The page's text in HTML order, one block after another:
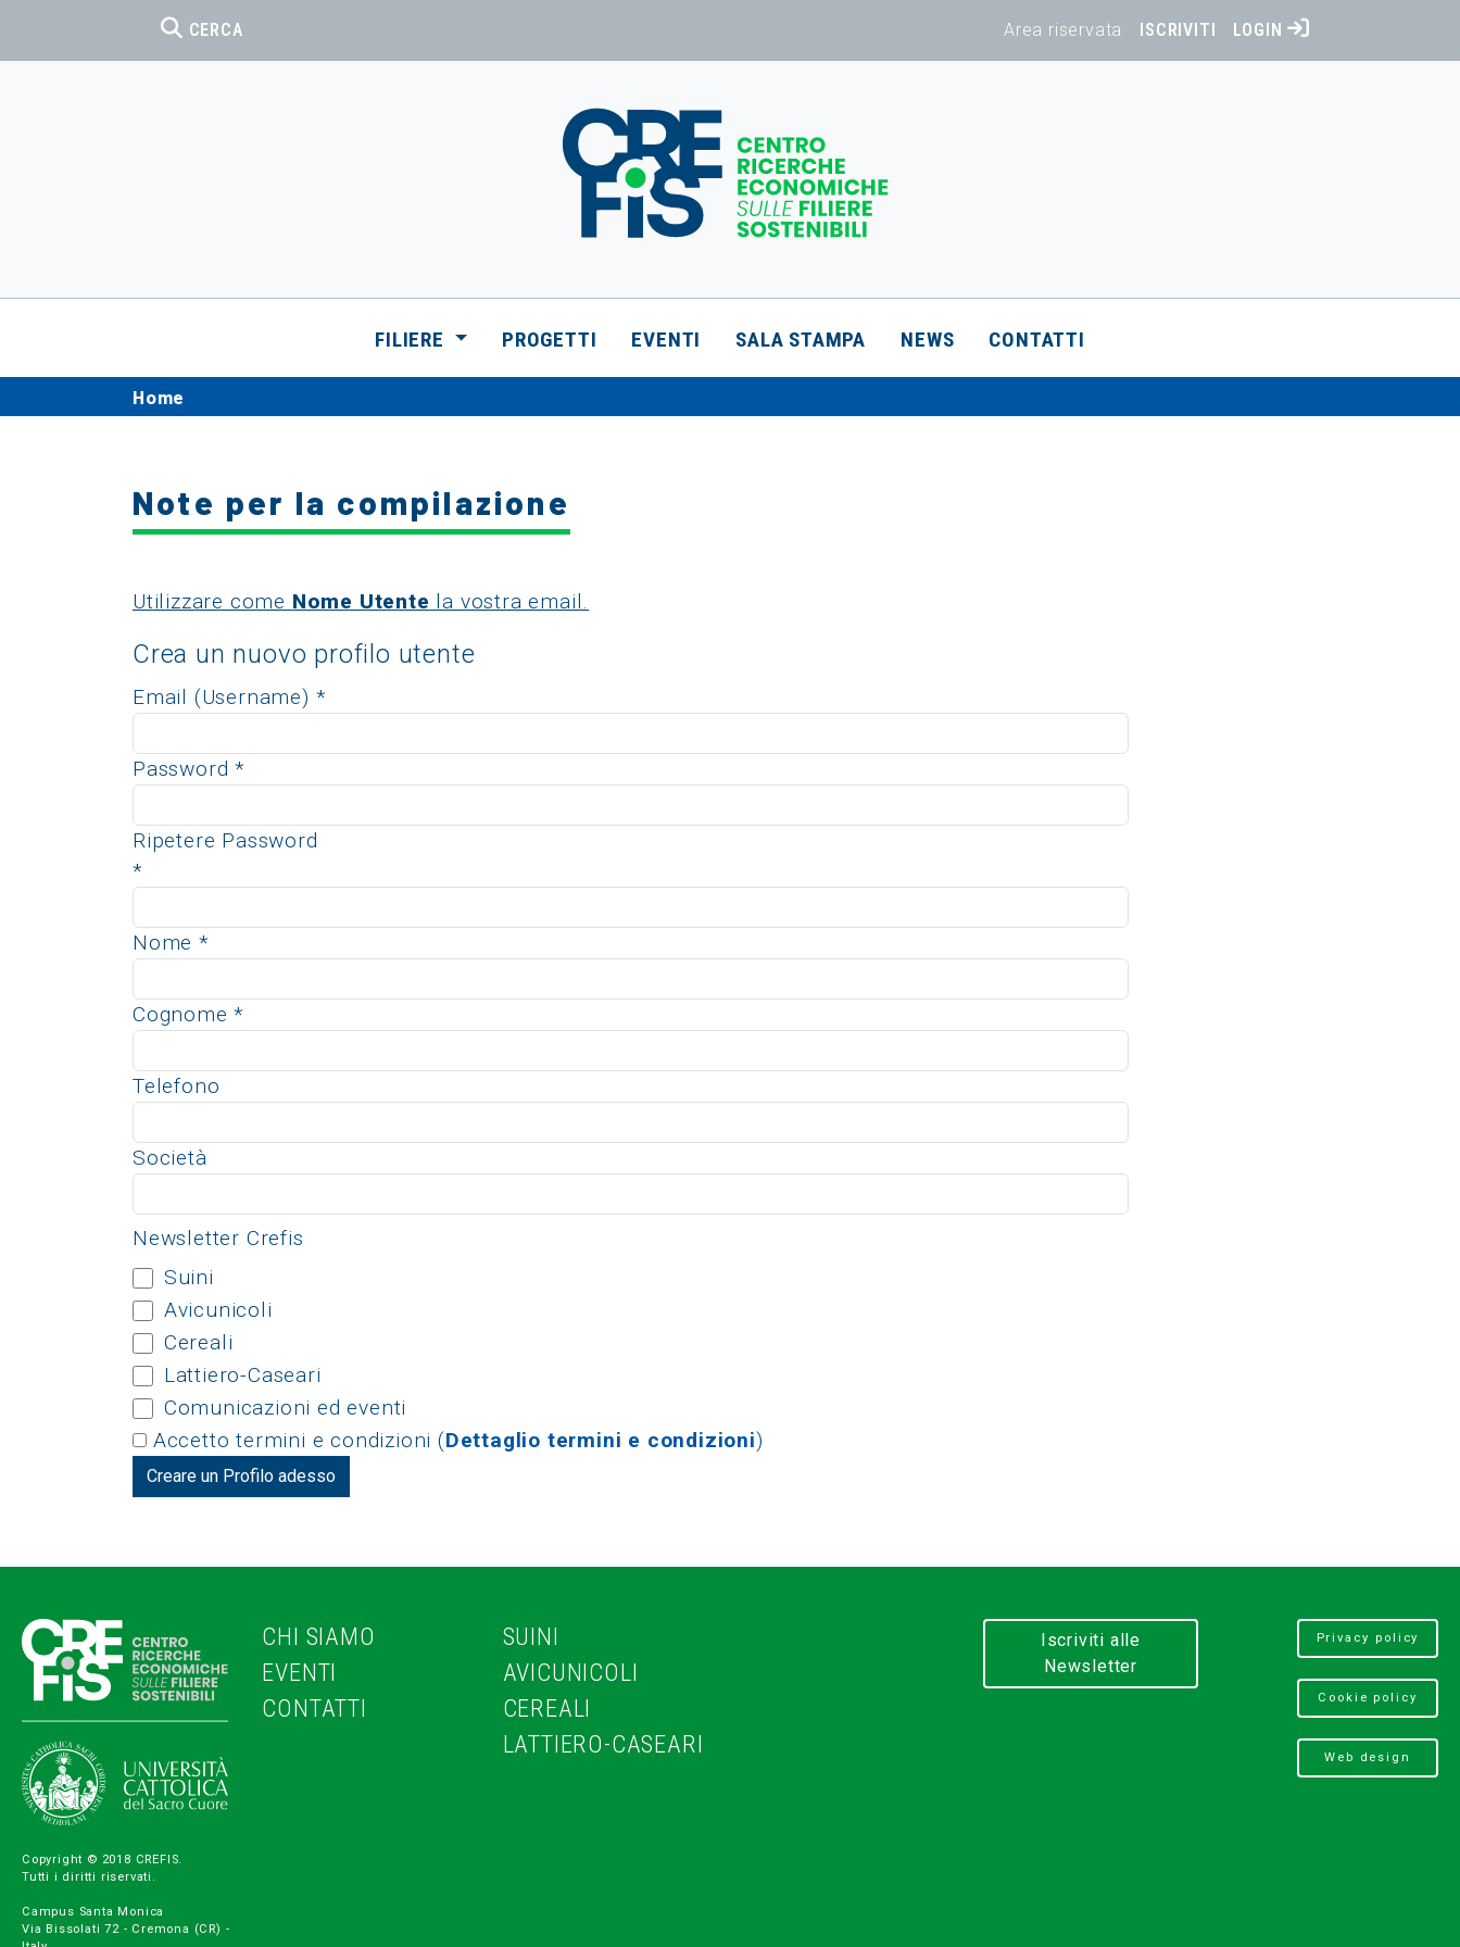
CERCA Area riservata ISCRIVITI LOGIN
FILIERE PROGETTI EVENTI SALA STAMPA NEWS CONTATTI
Home
Note per la compilazione
Utilizzare come Nome Utente la vostra email.
Crea un nuovo profilo utente
Email (Username) *
Password*
Ripetere Password
*
Nome *
Cognome*
Telefono
Società
Newsletter Crefis
Suini
Avicunicoli
Cereali
Lattiero-Caseari
Comunicazioni ed eventi
Accetto termini e condizioni (Dettaglio termini e condizioni)
Copyright © 2018 CREFIS.
Tutti i diritti riservati.
Campus Santa Monica
Via Bissolati 72 - Cremona (CR) -
CHI SIAMO
EVENTI
CONTATTI
SUINI
AVICUNICOLI
CEREALI
LATTIERO-CASEARI
Iscriviti alle
Newsletter
Privacy policy
Cookie policy
Web design